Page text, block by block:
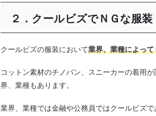
２．クールビズでＮＧな服装
クールビズの服装において業界、業種によっ
コットン素材のチノパン、スニーカーの着用
界、業種もあります。
業界、業種では金融や公務員ではクールビズ